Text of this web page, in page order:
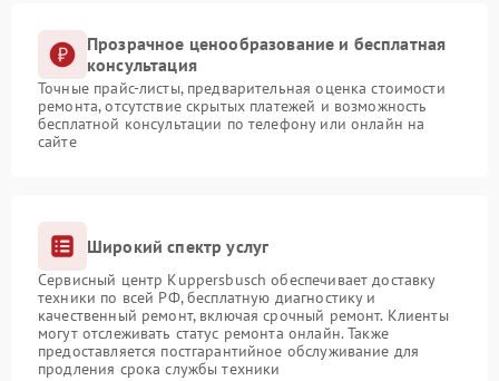
Прозрачное ценообразование и бесплатная
консультация
Точные прайс-листы, предварительная оценка стоимости
ремонта, отсутствие скрытых платежей и возможность
бесплатной консультации по телефону или онлайн на
сайте
Широкий спектр услуг
Сервисный центр Kuppersbusch обеспечивает доставку
техники по всей РФ, бесплатную диагностику и
качественный ремонт, включая срочный ремонт. Клиенты
могут отслеживать статус ремонта онлайн. Также
предоставляется постгарантийное обслуживание для
продления срока службы техники